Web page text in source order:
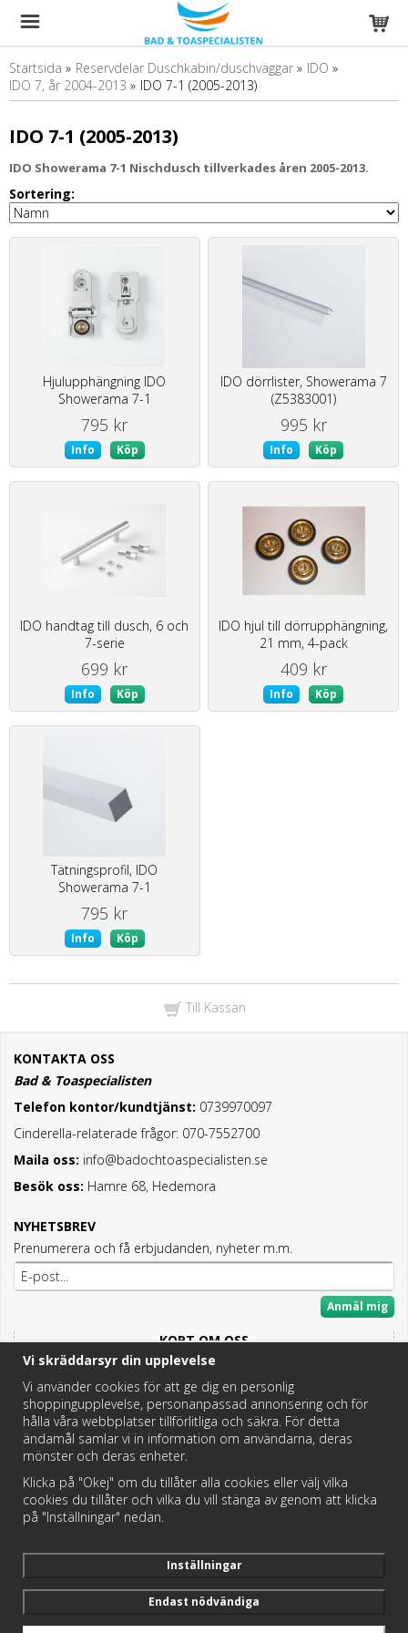
Startsida » Reservdelar Duschkabin/duschväggar » IDO »
IDO 7, år 2004-2013 » IDO 7-1 (2005-2013)
IDO 7-1 (2005-2013)
IDO Showerama 7-1 Nischdusch tillverkades åren 2005-2013.
Sortering:
Hjulupphängning IDO
Showerama 7-1
795 kr
Info Köp
IDO dörrlister, Showerama 7
(Z5383001)
995 kr
Info Köp
IDO handtag till dusch, 6 och
7-serie
699 kr
Info Köp
IDO hjul till dörrupphängning,
21 mm, 4-pack
409 kr
Info Köp
Tätningsprofil, IDO
Showerama 7-1
795 kr
Info Köp
Till Kassan
KONTAKTA OSS
Bad & Toaspecialisten
Telefon kontor/kundtjänst: 0739970097
Cinderella-relaterade frågor: 070-7552700
Maila oss: info@badochtoaspecialisten.se
Besök oss: Hamre 68, Hedemora
NYHETSBREV
Prenumerera och få erbjudanden, nyheter m.m.
Anmäl mig
KORT OM OSS
Här hittar du det bästa och mesta inom Badrum,
Fritidstoaletter och VVS.
Butik i Hedemora.
Vi hjälper dig hitta rätt reservdel!
https://badochtoaspecialisten.se/return/
Vi skräddarsyr din upplevelse
Vi använder cookies för att ge dig en personlig
shoppingupplevelse, personanpassad annonsering och för
hålla våra webbplatser tillförlitliga och säkra. För detta
ändamål samlar vi in information om användarna, deras
mönster och deras enheter.
Klicka på "Okej" om du tillåter alla cookies eller välj vilka
cookies du tillåter och vilka du vill stänga av genom att klicka
på "Inställningar" nedan.
Inställningar
Endast nödvändiga